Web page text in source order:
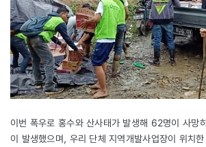
이번 폭우로 홍수와 산사태가 발생해 62명이 사망
이 발생했으며, 우리 단체 지역개발사업장이 위치